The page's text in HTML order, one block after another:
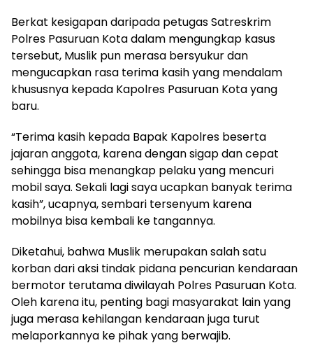
Berkat kesigapan daripada petugas Satreskrim
Polres Pasuruan Kota dalam mengungkap kasus
tersebut, Muslik pun merasa bersyukur dan
mengucapkan rasa terima kasih yang mendalam
khususnya kepada Kapolres Pasuruan Kota yang
baru.
“Terima kasih kepada Bapak Kapolres beserta
jajaran anggota, karena dengan sigap dan cepat
sehingga bisa menangkap pelaku yang mencuri
mobil saya. Sekali lagi saya ucapkan banyak terima
kasih”, ucapnya, sembari tersenyum karena
mobilnya bisa kembali ke tangannya.
Diketahui, bahwa Muslik merupakan salah satu
korban dari aksi tindak pidana pencurian kendaraan
bermotor terutama diwilayah Polres Pasuruan Kota.
Oleh karena itu, penting bagi masyarakat lain yang
juga merasa kehilangan kendaraan juga turut
melaporkannya ke pihak yang berwajib.